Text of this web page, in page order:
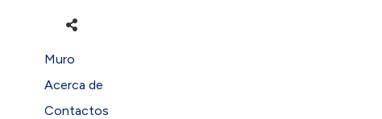
Muro
Acerca de
Contactos